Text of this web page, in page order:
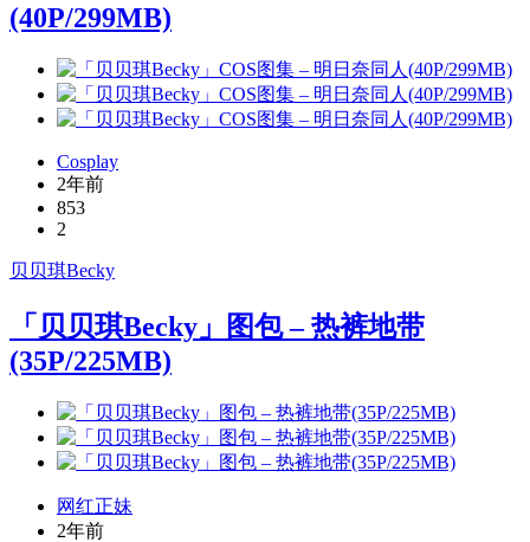
(40P/299MB)
Cosplay
2年前
853
2
贝贝琪Becky
「贝贝琪Becky」图包 – 热裤地带
(35P/225MB)
网红正妹
2年前